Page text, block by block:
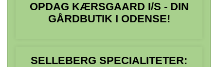
OPDAG KÆRSGAARD I/S - DIN
GÅRDBUTIK I ODENSE!
SELLEBERG SPECIALITETER: